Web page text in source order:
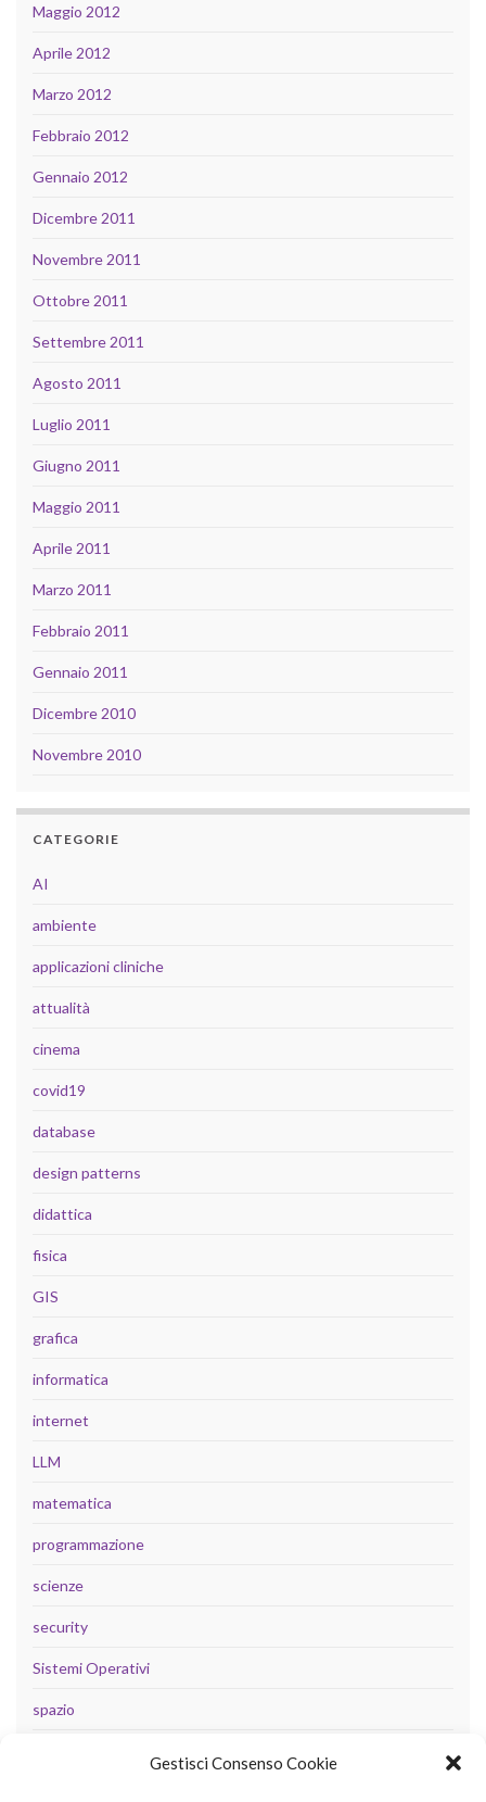
Gestisci Consenso Cookie
Maggio 2012
Aprile 2012
Marzo 2012
Febbraio 2012
Gennaio 2012
Dicembre 2011
Novembre 2011
Ottobre 2011
Settembre 2011
Agosto 2011
Luglio 2011
Giugno 2011
Maggio 2011
Aprile 2011
Marzo 2011
Febbraio 2011
Gennaio 2011
Dicembre 2010
Novembre 2010
CATEGORIE
AI
ambiente
applicazioni cliniche
attualità
cinema
covid19
database
design patterns
didattica
fisica
GIS
grafica
informatica
internet
LLM
matematica
programmazione
scienze
security
Sistemi Operativi
spazio